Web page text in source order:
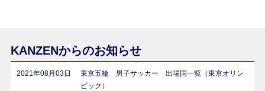
KANZENからのお知らせ
2021年08月03日
東京五輪 男子サッカー 出場国一覧（東京オリン
ピック）